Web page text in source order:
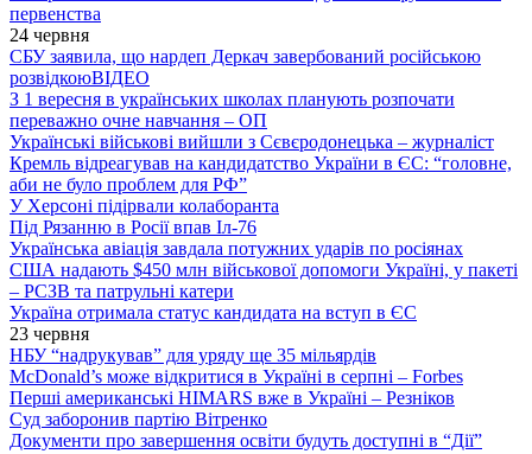
первенства
24 червня
СБУ заявила, що нардеп Деркач завербований російською
розвідкоюВІДЕО
З 1 вересня в українських школах планують розпочати
переважно очне навчання – ОП
Українські військові вийшли з Сєвєродонецька – журналіст
Кремль відреагував на кандидатство України в ЄС: “головне,
аби не було проблем для РФ”
У Херсоні підірвали колаборанта
Під Рязанню в Росії впав Іл-76
Українська авіація завдала потужних ударів по росіянах
США надають $450 млн військової допомоги Україні, у пакеті
– РСЗВ та патрульні катери
Україна отримала статус кандидата на вступ в ЄС
23 червня
НБУ “надрукував” для уряду ще 35 мільярдів
McDonald’s може відкритися в Україні в серпні – Forbes
Перші американські HIMARS вже в Україні – Резніков
Суд заборонив партію Вітренко
Документи про завершення освіти будуть доступні в “Дії”